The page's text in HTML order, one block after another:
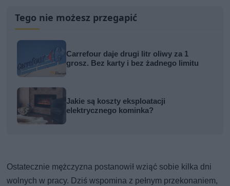
Tego nie możesz przegapić
Carrefour daje drugi litr oliwy za 1
grosz. Bez karty i bez żadnego limitu
Jakie są koszty eksploatacji
elektrycznego kominka?
Ostatecznie mężczyzna postanowił wziąć sobie kilka dni
wolnych w pracy. Dziś wspomina z pełnym przekonaniem,